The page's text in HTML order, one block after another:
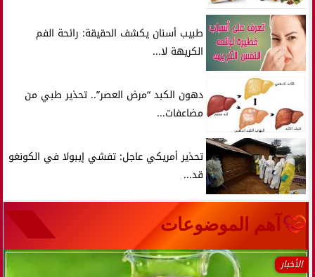
طبيب أسنان يكشف الحقيقة: رائحة الفم
الكريهة لا...
دهون الكبد “مرض العصر”.. تحذير طبي من
مضاعفات...
تحذير أمريكي عاجل: تفشي إيبولا في الكونغو
قد...
آهم الموضوعات
الأخبار